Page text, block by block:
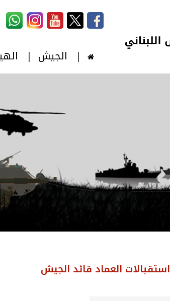
الجيش
استقبالات العماد قائد الجيش